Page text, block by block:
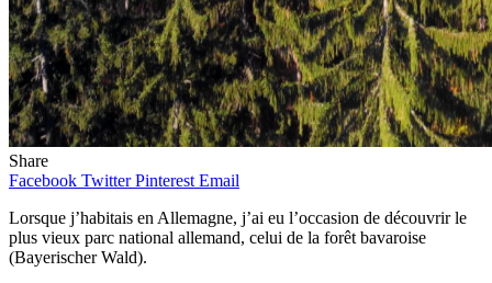
Share
Facebook Twitter Pinterest Email
Lorsque j’habitais en Allemagne, j’ai eu l’occasion de découvrir le
plus vieux parc national allemand, celui de la forêt bavaroise
(Bayerischer Wald).